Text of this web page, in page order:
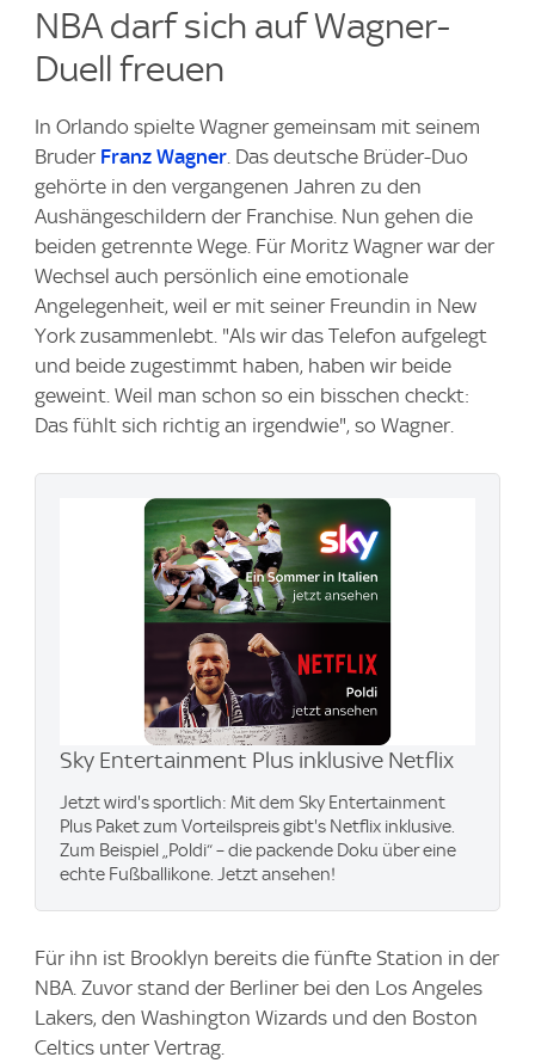
NBA darf sich auf Wagner-
Duell freuen
In Orlando spielte Wagner gemeinsam mit seinem
Bruder Franz Wagner. Das deutsche Brüder-Duo
gehörte in den vergangenen Jahren zu den
Aushängeschildern der Franchise. Nun gehen die
beiden getrennte Wege. Für Moritz Wagner war der
Wechsel auch persönlich eine emotionale
Angelegenheit, weil er mit seiner Freundin in New
York zusammenlebt. "Als wir das Telefon aufgelegt
und beide zugestimmt haben, haben wir beide
geweint. Weil man schon so ein bisschen checkt:
Das fühlt sich richtig an irgendwie", so Wagner.
Sky Entertainment Plus inklusive Netflix
Jetzt wird's sportlich: Mit dem Sky Entertainment
Plus Paket zum Vorteilspreis gibt's Netflix inklusive.
Zum Beispiel „Poldi“ – die packende Doku über eine
echte Fußballikone. Jetzt ansehen!
Für ihn ist Brooklyn bereits die fünfte Station in der
NBA. Zuvor stand der Berliner bei den Los Angeles
Lakers, den Washington Wizards und den Boston
Celtics unter Vertrag.